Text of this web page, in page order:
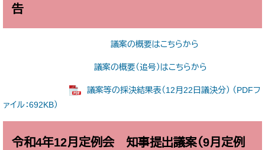
告
議案の概要はこちらから
議案の概要（追号）はこちらから
議案等の採決結果表（12月22日議決分） （PDFフ
ァイル：692KB）
令和4年12月定例会 知事提出議案（9月定例